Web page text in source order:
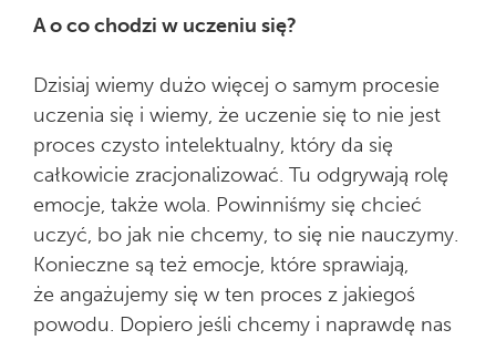
A o co chodzi w uczeniu się?
Dzisiaj wiemy dużo więcej o samym procesie
uczenia się i wiemy, że uczenie się to nie jest
proces czysto intelektualny, który da się
całkowicie zracjonalizować. Tu odgrywają rolę
emocje, także wola. Powinniśmy się chcieć
uczyć, bo jak nie chcemy, to się nie nauczymy.
Konieczne są też emocje, które sprawiają,
że angażujemy się w ten proces z jakiegoś
powodu. Dopiero jeśli chcemy i naprawdę nas